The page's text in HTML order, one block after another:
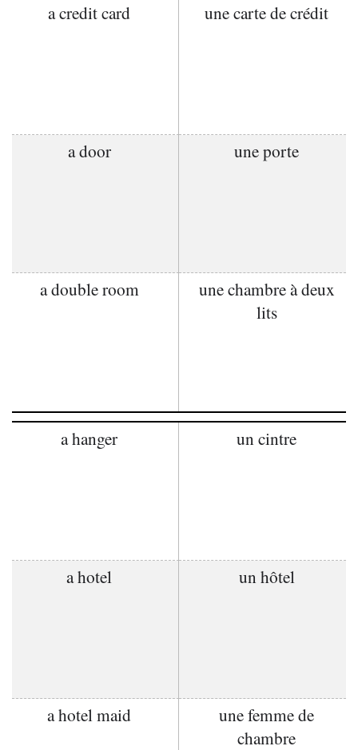
a credit card une carte de crédit
a door une porte
a double room
une chambre à deux
lits
a hanger un cintre
a hotel un hôtel
a hotel maid
une femme de
chambre